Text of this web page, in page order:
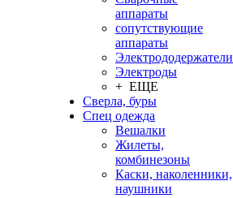
аппараты
сопутствующие
аппараты
Электрододержатели
Электроды
+ ЕЩЕ
Сверла, буры
Спец одежда
Вешалки
Жилеты,
комбинезоны
Каски, наколенники,
наушники